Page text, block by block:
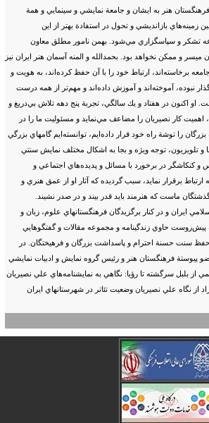
هنر به ايشان و جامعة نمايشي و سينمايي و همة
زمينه‌هاي بازانديشي و تحول در استفادة بهتر از اين
تشكر و سپاسگزاري مي‌شود. بهمن نامور مطلق معاون
و ممكن نخواهد بود. بحمدالله و المنه آسمان هنر ايران نيز
برخاسته‌اند، ارتباط خود را با آن حفظ كرده‌اند، به هويت و
نبوده، آموخته‌اند و آموزش داده‌اند و مهم‌تر از همه درست
اكنون در هفتاد و يك سالگي، تجربة پنج دهه تلاش بي‌دريغ و
اهميت كار نصيريان را مضاعف مي‌نمايد و مسئوليت ما را در
را توشة راه خود قرار داده‌ايم، توانسته‌ايم گامهاي بزرگي
تلويزيون، توجه ويژه و بجا به اشكال مختلف نمايش سنتي
و كنكاشگر در برخورد با مسائل و پديده‌هاي اجتماعي و
برقرار نمايد، سبب گرديده كه آثار او از عمق هنري و
ماست كه هنرمند بايد قدر بيند و در صدر نشيند.
فرهنگستانهاي جمهوري اسلامي ايران و در كنار برگزيدگان فرهنگستانهاي علوم، زبان و
حاوي زندگينامه و مجموعه مقالات و گفتگوهايي
سنت حسنة احترام و پاسداشت بزرگان و فرهيختگان. در
پيوستة فرهنگستان هنر و رئيس گروه نمايش و ادبيات نمايشي
بلبل سرگشته تا رؤيا: نگاهي به نمايشنامه‌هاي علي نصيريان
از نگاه علي نصيريان وضعيت تئاتر در شهرستانهاي ايران